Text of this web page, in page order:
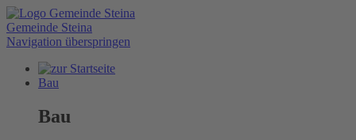
Gemeinde Steina
Navigation überspringen
Bau
Bau